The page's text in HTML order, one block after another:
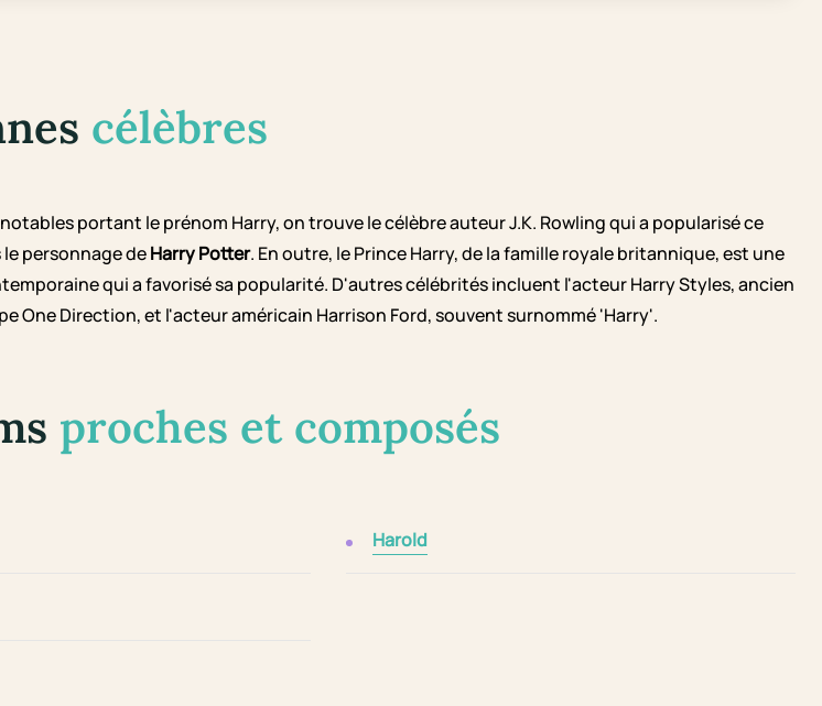
célèbres
portant le prénom Harry, on trouve le célèbre auteur J.K. Rowling qui a popularisé ce
personnage deHarry Potter. En outre, le Prince Harry, de la famille royale britannique, est une
qui a favorisé sa popularité. D'autres célébrités incluent l'acteur Harry Styles, ancien
One Direction, et l'acteur américain Harrison Ford, souvent surnommé 'Harry'.
proches et composés
Harold